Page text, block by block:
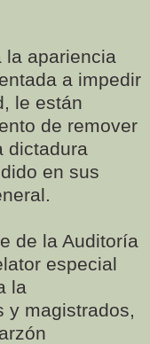
la apariencia
a impedir
le están
de remover
dictadura
en sus
de la Auditoría
especial
la
y magistrados,